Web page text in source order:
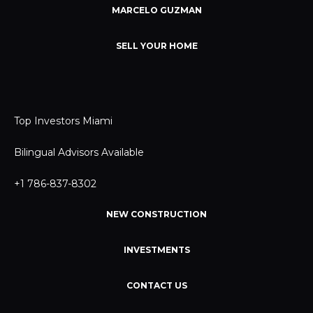
MARCELO GUZMAN
SELL YOUR HOME
Top Investors Miami
Bilingual Advisors Available
+1 786-837-8302
NEW CONSTRUCTION
INVESTMENTS
CONTACT US